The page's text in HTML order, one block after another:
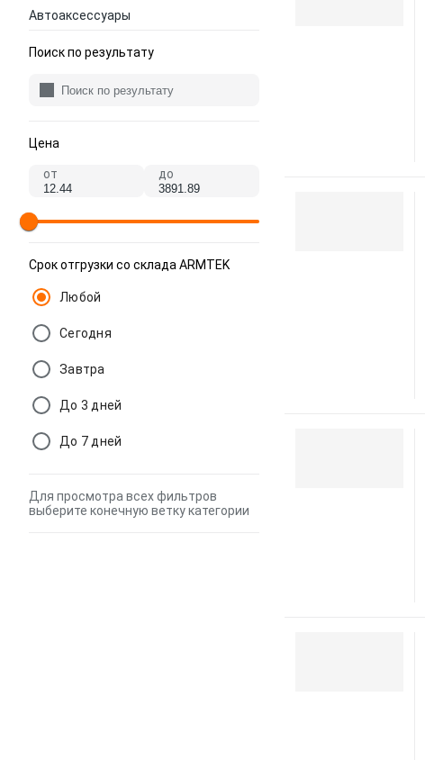
Автоаксессуары
Поиск по результату
Цена
от до
Срок отгрузки со склада ARMTEK
Любой
Сегодня
Завтра
До 3 дней
До 7 дней
Для просмотра всех фильтров
выберите конечную ветку категории